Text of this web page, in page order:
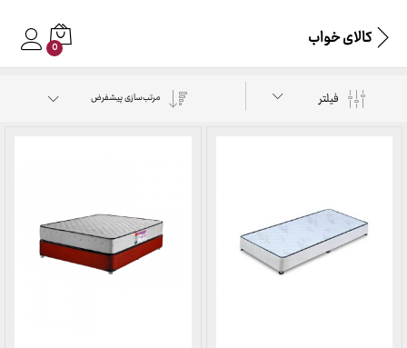
کالای خواب 0
فیلتر مرتب‌سازی پیشفرض